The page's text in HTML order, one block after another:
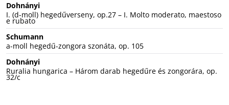
Dohnányi
I. (d-moll) hegedűverseny, op.27 – I. Molto moderato, maestoso
e rubato
Schumann
a-moll hegedű-zongora szonáta, op. 105
Dohnányi
Ruralia hungarica – Három darab hegedűre és zongorára, op.
32/c